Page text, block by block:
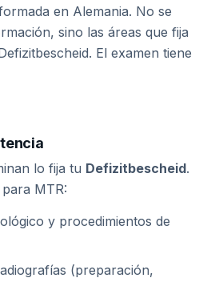
en Alemania. No se
sino las áreas que fija
El examen tiene
lo fija tu Defizitbescheid.
MTR:
y procedimientos de
(preparación,